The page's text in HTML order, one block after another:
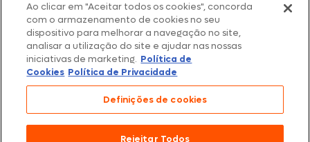
Fotos meramente ilustrativas | Ofertas válidas enquanto durarem os
estoques dos nossos parceiros | Vendas sujeitas a análise e confirmação
de dados.
Os preços, promoções e condições de pagamento são válidos
exclusivamente para compras efetuadas em nossos parceiros.
Todos os produtos estão sujeitos a disponibilidade de estoque.
São Paulo/SP – CEP 05.118-100
© 2026 Seara. Todos os direitos reservados
Ao clicar em "Aceitar todos os cookies", concorda
com o armazenamento de cookies no seu
dispositivo para melhorar a navegação no site,
analisar a utilização do site e ajudar nas nossas
iniciativas de marketing. Política de
Cookies Política de Privacidade
Definições de cookies
Rejeitar Todos